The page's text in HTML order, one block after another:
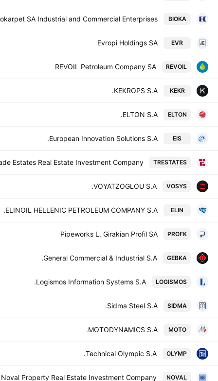
BIOKA
SA Industrial and Commercial Enterprises
EVR
Evropi Holdings SA
REVOIL
REVOIL Petroleum Company SA
KEKR
KEKROPS S.A.
ELTON
ELTON S.A.
EIS
European Innovation Solutions S.A.
TRESTATES
Estates Real Estate Investment Company
VOSYS
VOYATZOGLOU S.A.
ELIN
ELINOIL HELLENIC PETROLEUM COMPANY S.A.
PROFK
Pipeworks L. Girakian Profil SA
GEBKA
General Commercial & Industrial S.A.
LOGISMOS
Logismos Information Systems S.A.
SIDMA
Sidma Steel S.A.
MOTO
MOTODYNAMICS S.A.
OLYMP
Technical Olympic S.A.
NOVAL
Noval Property Real Estate Investment Company